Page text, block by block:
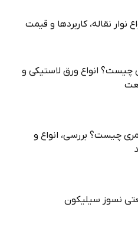
نقاله، کاربردها و قیمت
چیست؟ انواع ورق لاستیکی و
چیست؟ بررسی، انواع و
نسوز سیلیکون